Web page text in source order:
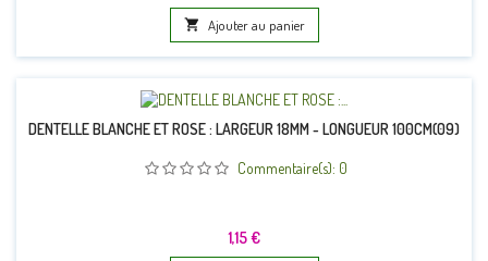
 Ajouter au panier
DENTELLE BLANCHE ET ROSE : LARGEUR 18MM - LONGUEUR 100CM(09)
Commentaire(s): 0
Prix
1,15 €